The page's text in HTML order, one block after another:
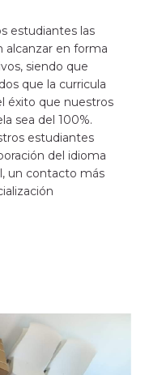
estudiantes las
alcanzar en forma
siendo que
que la curricula
éxito que nuestros
sea del 100%.
estudiantes
del idioma
un contacto más